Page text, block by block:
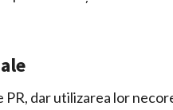
dar utilizarea lor